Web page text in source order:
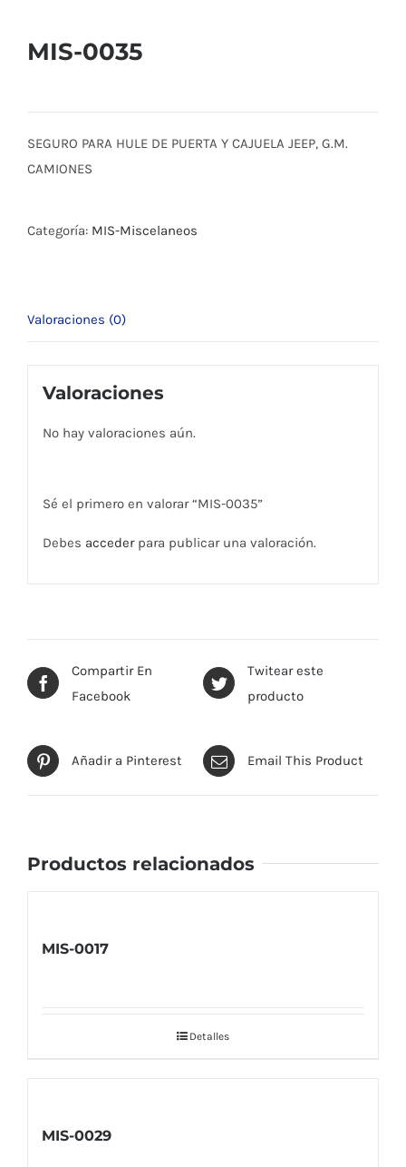
MIS-0035
SEGURO PARA HULE DE PUERTA Y CAJUELA JEEP, G.M.
CAMIONES
Categoría: MIS-Miscelaneos
Valoraciones (0)
Valoraciones
No hay valoraciones aún.
Sé el primero en valorar “MIS-0035”
Debes accederpara publicar una valoración.
Compartir En
Facebook
Twitear este
producto
Añadir a Pinterest Email This Product
Productos relacionados
MIS-0017
Detalles
MIS-0029